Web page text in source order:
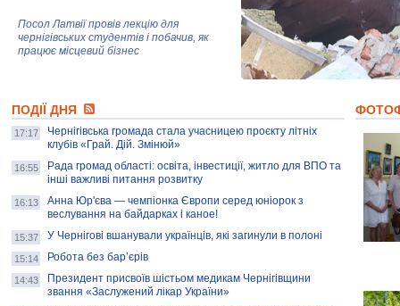
Посол Латвії провів лекцію для
чернігівських студентів і побачив, як
працює місцевий бізнес
колекцію про війну, емоції та тварин
AB InBev Efes Україна підтримала
навчальний проєкт "Молодіжна бізнес-
школа", спрямований на розвиток
підприємництва у Чернігівській області
Золота тварина: видання Forbes
написало про чернігівця Патрона: хто і
скільки на ньому заробляє? І куди
витрачають?
ПОДІЇ ДНЯ
17:17
Чернігівська громада стала учасницею проєкту літніх
клубів «Грай. Дій. Змінюй»
16:55
Рада громад області: освіта, інвестиції, житло для ВПО та
інші важливі питання розвитку
16:13
Анна Юр'єва — чемпіонка Європи серед юніорок з
веслування на байдарках і каное!
15:37 У Чернігові вшанували українців, які загинули в полоні
15:14 Робота без бар’єрів
14:43
Президент присвоїв шістьом медикам Чернігівщини
звання «Заслужений лікар України»